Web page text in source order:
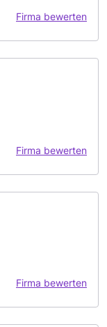
Firma bewerten
Firma bewerten
Firma bewerten